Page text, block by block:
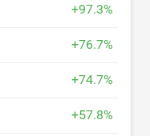
+97.3%
+76.7%
+74.7%
+57.8%